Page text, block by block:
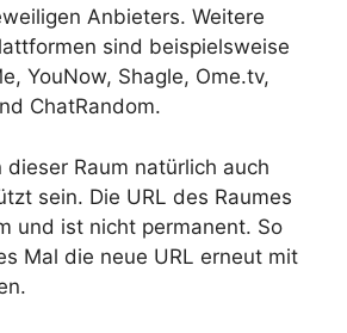
Anbieters. Weitere
sind beispielsweise
YouNow, Shagle, Ome.tv,
ChatRandom.
dieser Raum natürlich auch
sein. Die URL des Raumes
und ist nicht permanent. So
Mal die neue URL erneut mit